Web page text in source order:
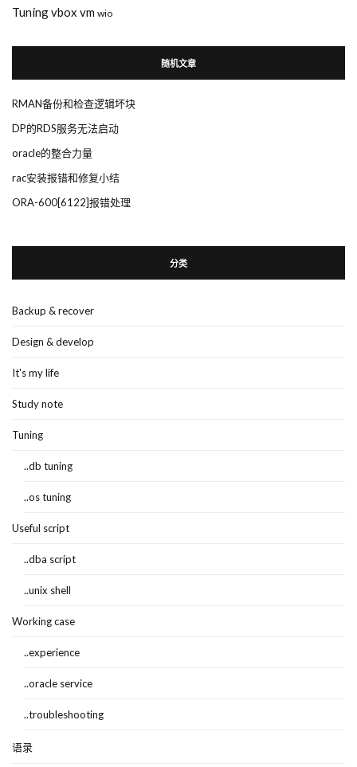
Tuningvbox vm wio
随机文章
RMAN备份和检查逻辑坏块
DP的RDS服务无法启动
oracle的整合力量
rac安装报错和修复小结
ORA-600[6122]报错处理
分类
Backup & recover
Design & develop
It's my life
Study note
Tuning
..db tuning
..os tuning
Useful script
..dba script
..unix shell
Working case
..experience
..oracle service
..troubleshooting
语录